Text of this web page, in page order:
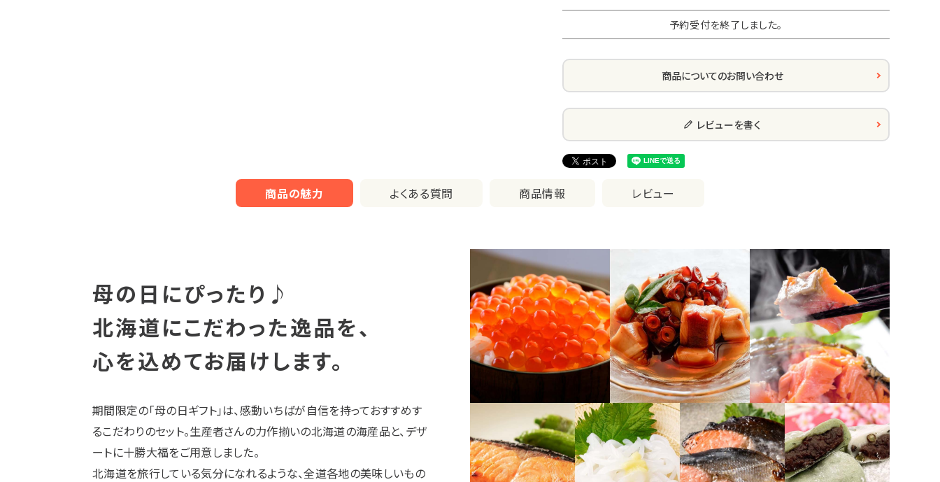
予約受付を終了しました。
商品についてのお問い合わせ
レビューを書く
商品の魅力 よくある質問 商品情報 レビュー
母の日にぴったり♪
北海道にこだわった逸品を、
心を込めてお届けします。
期間限定の「母の日ギフト」は、感動いちばが自信を持っておすすめす
るこだわりのセット。生産者さんの力作揃いの北海道の海産品と、デザ
ートに十勝大福をご用意しました。
北海道を旅行している気分になれるような、全道各地の美味しいもの